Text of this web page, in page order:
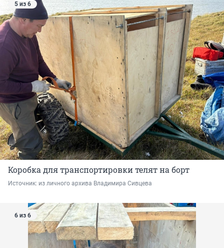
5 из 6
Коробка для транспортировки телят на борт
Источник: из личного архива Владимира Сивцева
6 из 6